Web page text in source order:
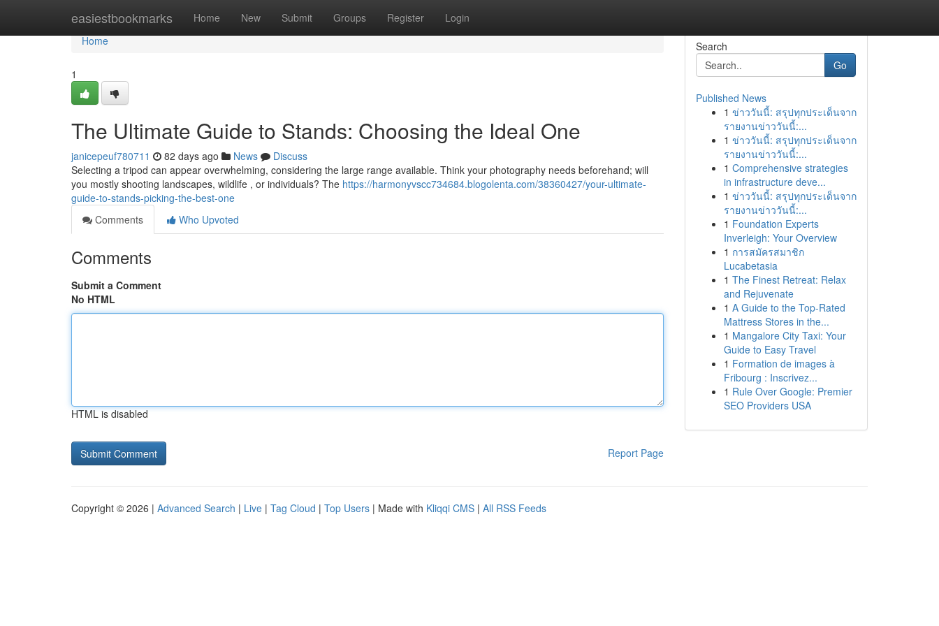
easiestbookmarks Home New Submit Groups Register Login
Home
Home
1
The Ultimate Guide to Stands: Choosing the Ideal One
janicepeuf780711 82 days ago News
Discuss
Selecting a tripod can appear overwhelming, considering the large range available. Think your photography needs beforehand; will
you mostly shooting landscapes, wildlife , or individuals? The https://harmonyvscc734684.blogolenta.com/38360427/your-ultimate-
guide-to-stands-picking-the-best-one
Comments
Who Upvoted
Comments
Submit a Comment
No HTML
HTML is disabled
Report Page
Search
Go
Published News
1 ข่าววันนี้: สรุปทุกประเด็นจาก
รายงานข่าววันนี้:...
1 ข่าววันนี้: สรุปทุกประเด็นจาก
รายงานข่าววันนี้:...
1 Comprehensive strategies
in infrastructure deve...
1 ข่าววันนี้: สรุปทุกประเด็นจาก
รายงานข่าววันนี้:...
1 Foundation Experts
Inverleigh: Your Overview
1 การสมัครสมาชิก
Lucabetasia
1 The Finest Retreat: Relax
and Rejuvenate
1 A Guide to the Top-Rated
Mattress Stores in the...
1 Mangalore City Taxi: Your
Guide to Easy Travel
1 Formation de images à
Fribourg : Inscrivez...
1 Rule Over Google: Premier
SEO Providers USA
Copyright © 2026 | Advanced Search | Live | Tag Cloud | Top Users | Made with Kliqqi CMS | All RSS Feeds